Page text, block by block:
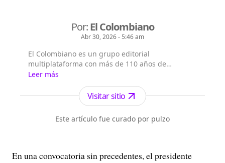
Por:El Colombiano
Abr 30, 2026 - 5:46 am
El Colombiano es un grupo editorial
multiplataforma con más de 110 años de
existencia. Nació en la ciudad de Medellín en
Antioquia. Fundado el 6 de febrero de 1912 por
Francisco de Paula Pérez, se ha especializado en
la investigación y generación de contenidos
periodísticos para diferentes plataformas en las
que provee a las a...
Leer más
Visitar sitio
Este artículo fue curado por pulzo
En una convocatoria sin precedentes, el presidente